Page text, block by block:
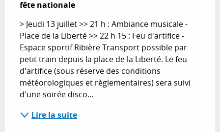
fête nationale
> Jeudi 13 juillet >> 21 h : Ambiance musicale -
Place de la Liberté >> 22 h 15 : Feu d'artifice -
Espace sportif Ribière Transport possible par
petit train depuis la place de la Liberté. Le feu
d'artifice (sous réserve des conditions
météorologiques et règlementaires) sera suivi
d'une soirée disco...
Lire la suite